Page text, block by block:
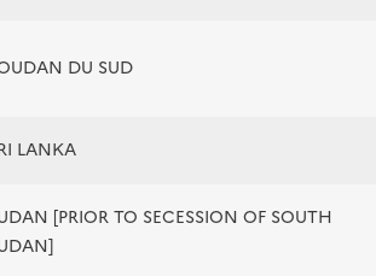
DU SUD
LANKA
[PRIOR TO SECESSION OF SOUTH